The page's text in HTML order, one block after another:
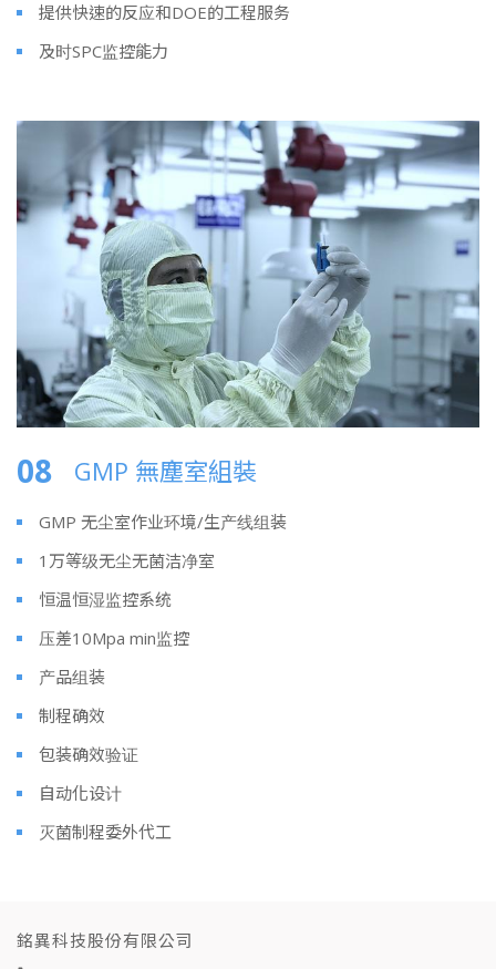
提供快速的反应和DOE的工程服务
及时SPC监控能力
08 GMP 無塵室組裝
GMP 无尘室作业环境/生产线组装
1万等级无尘无菌洁净室
恒温恒湿监控系统
压差10Mpa min监控
产品组装
制程确效
包装确效验证
自动化设计
灭菌制程委外代工
銘異科技股份有限公司